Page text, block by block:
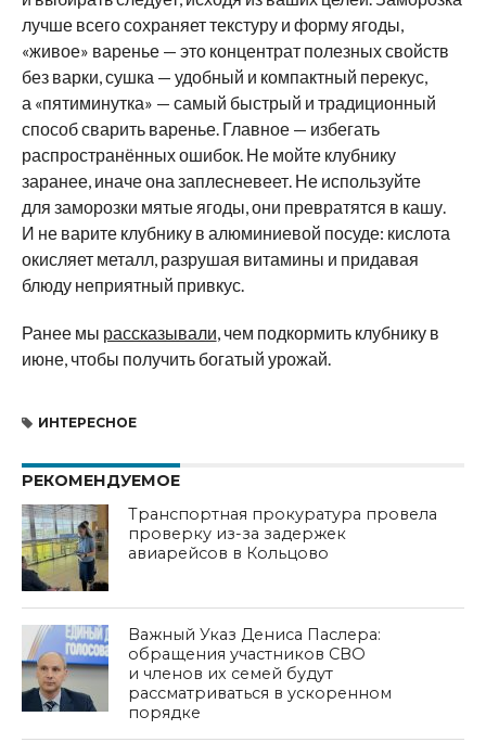
лучше всего сохраняет текстуру и форму ягоды,
«живое» варенье — это концентрат полезных свойств
без варки, сушка — удобный и компактный перекус,
а «пятиминутка» — самый быстрый и традиционный
способ сварить варенье. Главное — избегать
распространённых ошибок. Не мойте клубнику
заранее, иначе она заплесневеет. Не используйте
для заморозки мятые ягоды, они превратятся в кашу.
И не варите клубнику в алюминиевой посуде: кислота
окисляет металл, разрушая витамины и придавая
блюду неприятный привкус.
Ранее мы рассказывали, чем подкормить клубнику в
июне, чтобы получить богатый урожай.
ИНТЕРЕСНОЕ
РЕКОМЕНДУЕМОЕ
Транспортная прокуратура провела
проверку из-за задержек
авиарейсов в Кольцово
Важный Указ Дениса Паслера:
обращения участников СВО
и членов их семей будут
рассматриваться в ускоренном
порядке